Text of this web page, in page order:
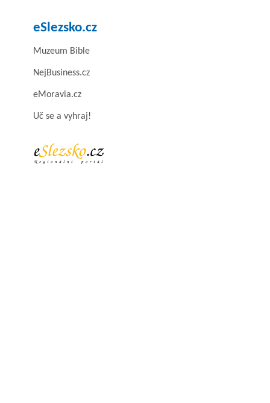
eSlezsko.cz
Muzeum Bible
NejBusiness.cz
eMoravia.cz
Uč se a vyhraj!